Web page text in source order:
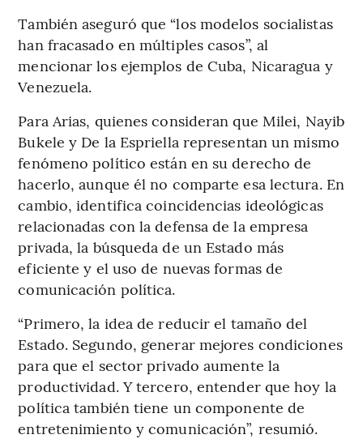
También aseguró que “los modelos socialistas
han fracasado en múltiples casos”, al
mencionar los ejemplos de Cuba, Nicaragua y
Venezuela.
Para Arias, quienes consideran que Milei, Nayib
Bukele y De la Espriella representan un mismo
fenómeno político están en su derecho de
hacerlo, aunque él no comparte esa lectura. En
cambio, identifica coincidencias ideológicas
relacionadas con la defensa de la empresa
privada, la búsqueda de un Estado más
eficiente y el uso de nuevas formas de
comunicación política.
“Primero, la idea de reducir el tamaño del
Estado. Segundo, generar mejores condiciones
para que el sector privado aumente la
productividad. Y tercero, entender que hoy la
política también tiene un componente de
entretenimiento y comunicación”, resumió.